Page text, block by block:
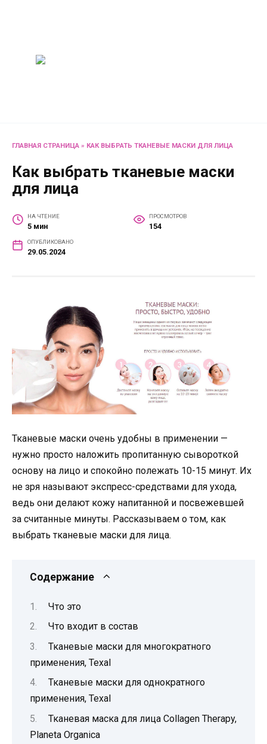
ГЛАВНАЯ СТРАНИЦА » КАК ВЫБРАТЬ ТКАНЕВЫЕ МАСКИ ДЛЯ ЛИЦА
Как выбрать тканевые маски
для лица
НА ЧТЕНИЕ
5 мин
ПРОСМОТРОВ
154
ОПУБЛИКОВАНО
29.05.2024
Тканевые маски очень удобны в применении —
нужно просто наложить пропитанную сывороткой
основу на лицо и спокойно полежать 10-15 минут. Их
не зря называют экспресс-средствами для ухода,
ведь они делают кожу напитанной и посвежевшей
за считанные минуты. Рассказываем о том, как
выбрать тканевые маски для лица.
Содержание
Что это
Что входит в состав
Тканевые маски для многократного
применения, Texal
Тканевые маски для однократного
применения, Texal
Тканевая маска для лица Collagen Therapy,
Planeta Organica